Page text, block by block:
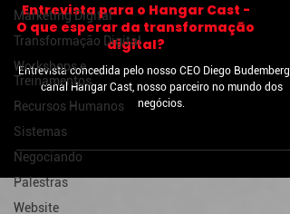
Marketing Digital
Transformação Digital
Workshops e
Treinamentos
Recursos Humanos
Sistemas
Negociando
Palestras
Website
Entrevista para o Hangar Cast -
O que esperar da transformação
digital?
Entrevista concedida pelo nosso CEO Diego Budemberg
canal Hangar Cast, nosso parceiro no mundo dos
negócios.